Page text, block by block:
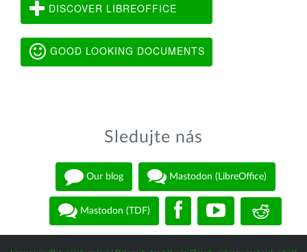
DISCOVER LIBREOFFICE
GOOD LOOKING DOCUMENTS
Sledujte nás
Our blog Mastodon (LibreOffice)
Mastodon (TDF)